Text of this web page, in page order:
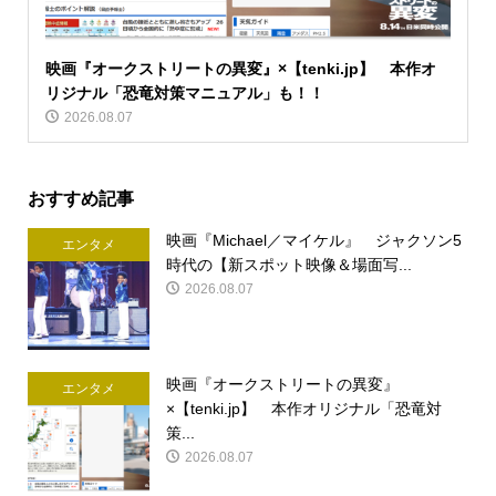
映画『オークストリートの異変』×【tenki.jp】 本作オ
リジナル「恐竜対策マニュアル」も！！
2026.08.07
おすすめ記事
エンタメ
映画『Michael／マイケル』 ジャクソン5
時代の【新スポット映像＆場面写...
2026.08.07
エンタメ
映画『オークストリートの異変』
×【tenki.jp】 本作オリジナル「恐竜対
策...
2026.08.07